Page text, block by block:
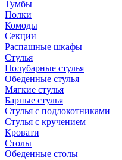
Тумбы
Полки
Комоды
Секции
Распашные шкафы
Стулья
Полубарные стулья
Обеденные стулья
Мягкие стулья
Барные стулья
Стулья с подлокотниками
Стулья с кручением
Кровати
Столы
Обеденные столы